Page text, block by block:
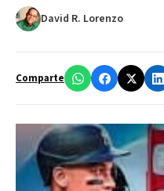
David R. Lorenzo
Comparte